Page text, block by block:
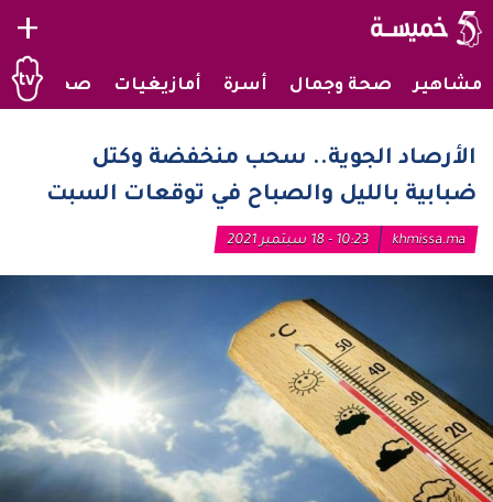
+
مشاهير صحة وجمال أسرة أمازيغيات صحراويات
الأرصاد الجوية.. سحب منخفضة وكتل
ضبابية بالليل والصباح في توقعات السبت
khmissa.ma 10:23 - 18 سبتمبر 2021